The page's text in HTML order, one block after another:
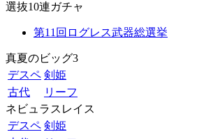
選抜10連ガチャ
第11回ログレス武器総選挙
真夏のビッグ3
デスペ 剣姫
古代
リーフ
ネビュラスレイス
デスペ 剣姫